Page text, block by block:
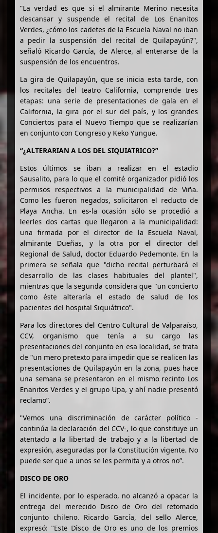
"La verdad es que si el almirante Merino necesita
descansar y suspende el recital de Los Enanitos
Verdes, ¿cómo los cadetes de la Escuela Naval no iban
a pedir la suspensión del recital de Quilapayún?",
señaló Ricardo García, de Alerce, al enterarse de la
suspensión de los encuentros.
La gira de Quilapayún, que se inicia esta tarde, con
los recitales del teatro California, comprende tres
etapas: una serie de presentaciones de gala en el
California, la gira por el sur del país, y los grandes
Conciertos para el Nuevo Tiempo que se realizarían
en conjunto con Congreso y Keko Yungue.
“¿ALTERARIAN A LOS DEL SIQUIATRICO?”
Estos últimos se iban a realizar en el estadio
Sausalito, para lo que el comité organizador pidió los
permisos respectivos a la municipalidad de Viña.
Como les fueron negados, solicitaron el reducto de
Playa Ancha. En es-la ocasión sólo se procedió a
leerles dos cartas que llegaron a la municipalidad:
una firmada por el director de la Escuela Naval,
almirante Dueñas, y la otra por el director del
Regional de Salud, doctor Eduardo Pedemonte. En la
primera se señala que "dicho recital perturbará el
desarrollo de las clases habituales del plantel",
mientras que la segunda considera que "un concierto
como éste alteraría el estado de salud de los
pacientes del hospital Siquiátrico".
Para los directores del Centro Cultural de Valparaíso,
CCV, organismo que tenía a su cargo las
presentaciones del conjunto en esa localidad, se trata
de "un mero pretexto para impedir que se realicen las
presentaciones de Quilapayún en la zona, pues hace
una semana se presentaron en el mismo recinto Los
Enanitos Verdes y el grupo Upa, y ahí nadie presentó
reclamo”.
"Vemos una discriminación de carácter político -
continúa la declaración del CCV-, lo que constituye un
atentado a la libertad de trabajo y a la libertad de
expresión, aseguradas por la Constitución vigente. No
puede ser que a unos se les permita y a otros no”.
DISCO DE ORO
El incidente, por lo esperado, no alcanzó a opacar la
entrega del merecido Disco de Oro del retomado
conjunto chileno. Ricardo García, del sello Alerce,
expresó: "Este Disco de Oro es uno de los premios